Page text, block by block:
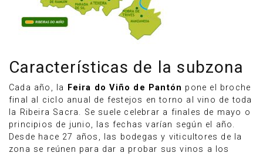
Características de la subzona
Cada año, la Feira do Viño de Pantón pone el broche
final al ciclo anual de festejos en torno al vino de toda
la Ribeira Sacra. Se suele celebrar a finales de mayo o
principios de junio, las fechas varían según el año.
Desde hace 27 años, las bodegas y viticultores de la
zona se reúnen para dar a probar sus vinos a los